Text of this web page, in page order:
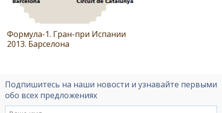
Формула-1. Гран-при Испании
2013. Барселона
Подпишитесь на наши новости и узнавайте первыми
обо всех предложениях